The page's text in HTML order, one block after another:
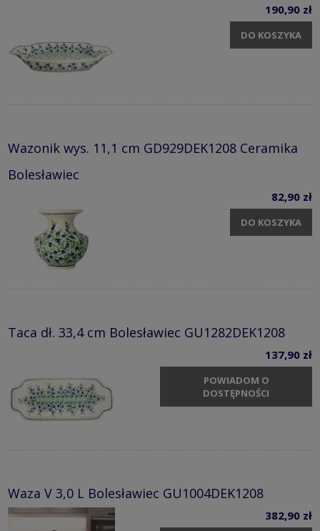
190,90 zł
DO KOSZYKA
Wazonik wys. 11,1 cm GD929DEK1208 Ceramika
Bolesławiec
82,90 zł
DO KOSZYKA
Taca dł. 33,4 cm Bolesławiec GU1282DEK1208
137,90 zł
POWIADOM O
DOSTĘPNOŚCI
Waza V 3,0 L Bolesławiec GU1004DEK1208
382,90 zł